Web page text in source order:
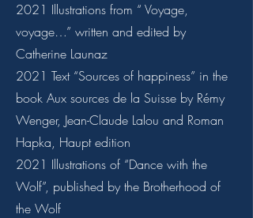
2021 Illustrations from “ Voyage,
voyage…” written and edited by
Catherine Launaz
2021 Text “Sources of happiness” in the
book Aux sources de la Suisse by Rémy
Wenger, Jean-Claude Lalou and Roman
Hapka, Haupt edition
2021 Illustrations of “Dance with the
Wolf”, published by the Brotherhood of
the Wolf